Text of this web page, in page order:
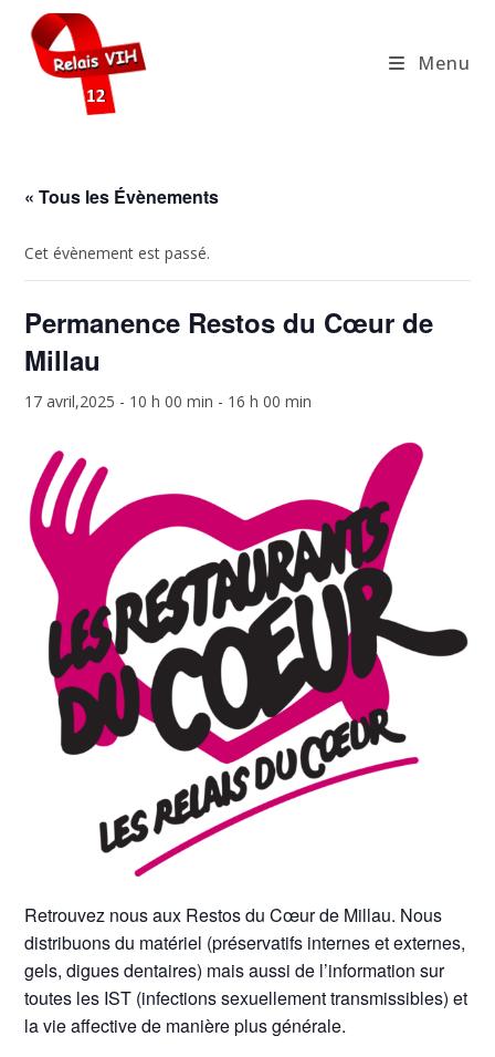
content
Menu
« Tous les Évènements
Cet évènement est passé.
Permanence Restos du Cœur de
Millau
17 avril,2025 - 10 h 00 min - 16 h 00 min
Retrouvez nous aux Restos du Cœur de Millau. Nous
distribuons du matériel (préservatifs internes et externes,
gels, digues dentaires) mais aussi de l’information sur
toutes les IST (infections sexuellement transmissibles) et
la vie affective de manière plus générale.